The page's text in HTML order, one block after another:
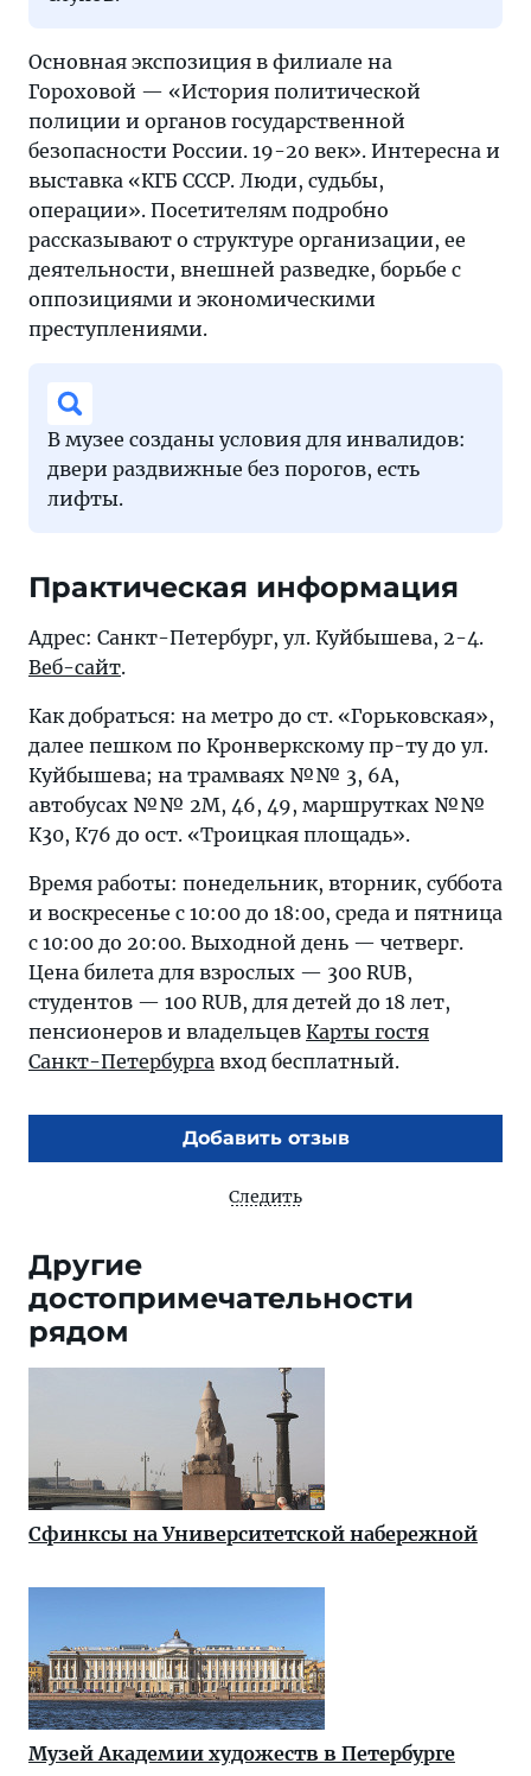
Основная экспозиция в филиале на
Гороховой — «История политической
полиции и органов государственной
безопасности России. 19-20 век». Интересна и
выставка «КГБ СССР. Люди, судьбы,
операции». Посетителям подробно
рассказывают о структуре организации, ее
деятельности, внешней разведке, борьбе с
оппозициями и экономическими
преступлениями.
В музее созданы условия для инвалидов:
двери раздвижные без порогов, есть
лифты.
Практическая информация
Адрес: Санкт-Петербург, ул. Куйбышева, 2-4.
Веб-сайт.
Как добраться: на метро до ст. «Горьковская»,
далее пешком по Кронверкскому пр-ту до ул.
Куйбышева; на трамваях №№ 3, 6А,
автобусах №№ 2М, 46, 49, маршрутках №№
К30, К76 до ост. «Троицкая площадь».
Время работы: понедельник, вторник, суббота
и воскресенье с 10:00 до 18:00, среда и пятница
с 10:00 до 20:00. Выходной день — четверг.
Цена билета для взрослых — 300 RUB,
студентов — 100 RUB, для детей до 18 лет,
пенсионеров и владельцев Карты гостя
Санкт-Петербурга вход бесплатный.
Добавить отзыв
Следить
Другие
достопримечательности
рядом
Сфинксы на Университетской набережной
Музей Академии художеств в Петербурге